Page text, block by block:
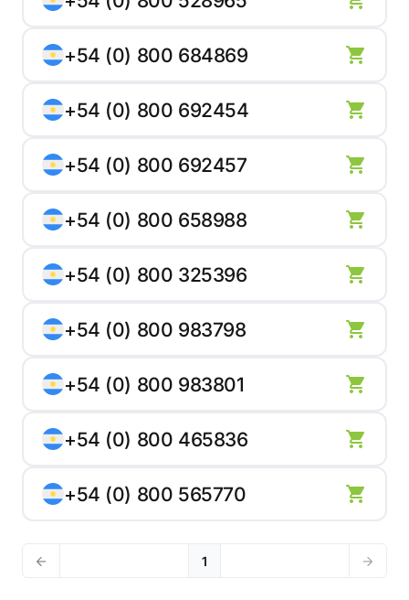
+54 (0) 800 684869
+54 (0) 800 692454
+54 (0) 800 692457
+54 (0) 800 658988
+54 (0) 800 325396
+54 (0) 800 983798
+54 (0) 800 983801
+54 (0) 800 465836
+54 (0) 800 565770
1